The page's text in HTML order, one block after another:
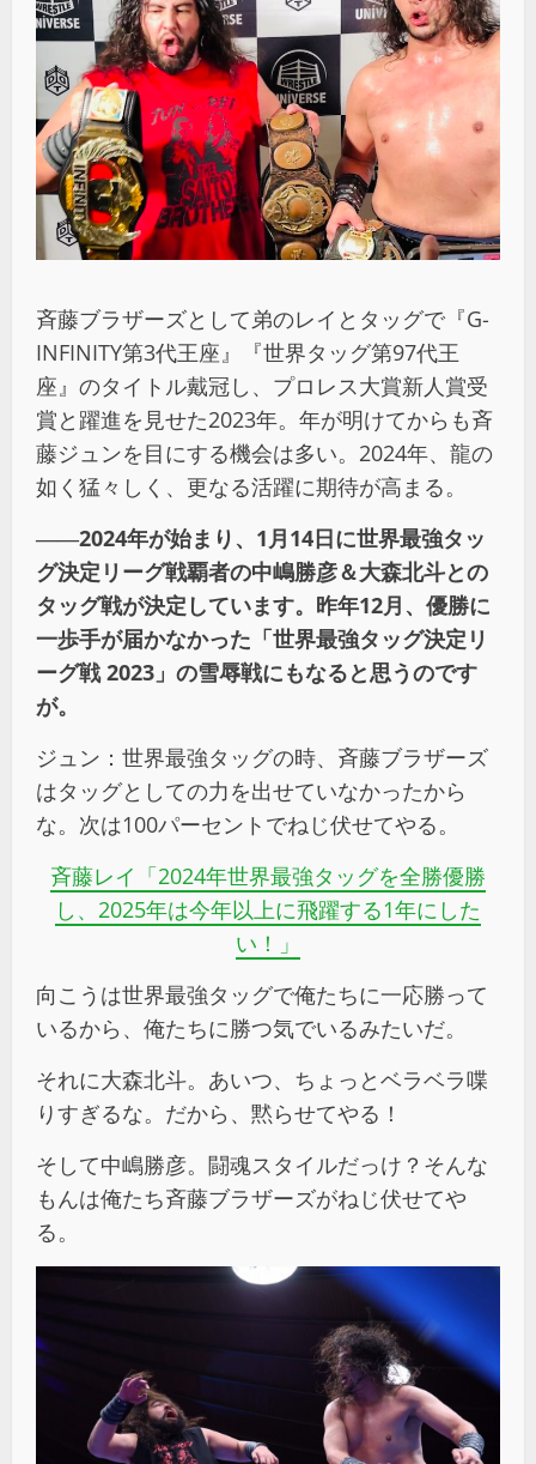
斉藤ブラザーズとして弟のレイとタッグで『G-
INFINITY第3代王座』『世界タッグ第97代王
座』のタイトル戴冠し、プロレス大賞新人賞受
賞と躍進を見せた2023年。年が明けてからも斉
藤ジュンを目にする機会は多い。2024年、龍の
如く猛々しく、更なる活躍に期待が高まる。
――2024年が始まり、1月14日に世界最強タッ
グ決定リーグ戦覇者の中嶋勝彦＆大森北斗との
タッグ戦が決定しています。昨年12月、優勝に
一歩手が届かなかった「世界最強タッグ決定リ
ーグ戦 2023」の雪辱戦にもなると思うのです
が。
ジュン：世界最強タッグの時、斉藤ブラザーズ
はタッグとしての力を出せていなかったから
な。次は100パーセントでねじ伏せてやる。
斉藤レイ「2024年世界最強タッグを全勝優勝
し、2025年は今年以上に飛躍する1年にした
い！」
向こうは世界最強タッグで俺たちに一応勝って
いるから、俺たちに勝つ気でいるみたいだ。
それに大森北斗。あいつ、ちょっとベラベラ喋
りすぎるな。だから、黙らせてやる！
そして中嶋勝彦。闘魂スタイルだっけ？そんな
もんは俺たち斉藤ブラザーズがねじ伏せてや
る。